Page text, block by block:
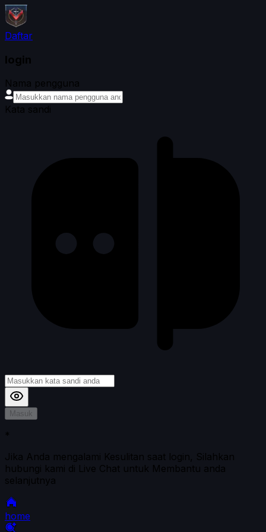
Daftar
login
Nama pengguna
Kata sandi
Masuk
*
Jika Anda mengalami Kesulitan saat login, Silahkan
hubungi kami di Live Chat untuk Membantu anda
selanjutnya
home